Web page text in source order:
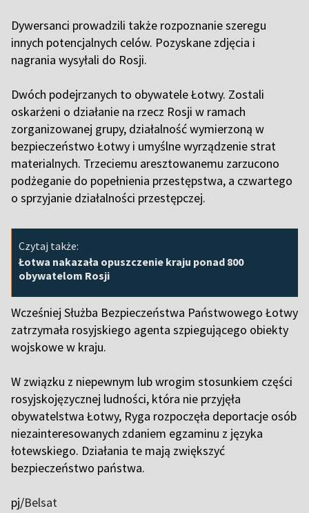
Dywersanci prowadzili także rozpoznanie szeregu
innych potencjalnych celów. Pozyskane zdjęcia i
nagrania wysyłali do Rosji.
Dwóch podejrzanych to obywatele Łotwy. Zostali
oskarżeni o działanie na rzecz Rosji w ramach
zorganizowanej grupy, działalność wymierzoną w
bezpieczeństwo Łotwy i umyślne wyrządzenie strat
materialnych. Trzeciemu aresztowanemu zarzucono
podżeganie do popełnienia przestępstwa, a czwartego
o sprzyjanie działalności przestępczej.
Czytaj także:
Łotwa nakazała opuszczenie kraju ponad 800
obywatelom Rosji
Wcześniej Służba Bezpieczeństwa Państwowego Łotwy
zatrzymała rosyjskiego agenta szpiegującego obiekty
wojskowe w kraju.
W związku z niepewnym lub wrogim stosunkiem części
rosyjskojęzycznej ludności, która nie przyjęła
obywatelstwa Łotwy, Ryga rozpoczęła deportacje osób
niezainteresowanych zdaniem egzaminu z języka
łotewskiego. Działania te mają zwiększyć
bezpieczeństwo państwa.
pj/Belsat